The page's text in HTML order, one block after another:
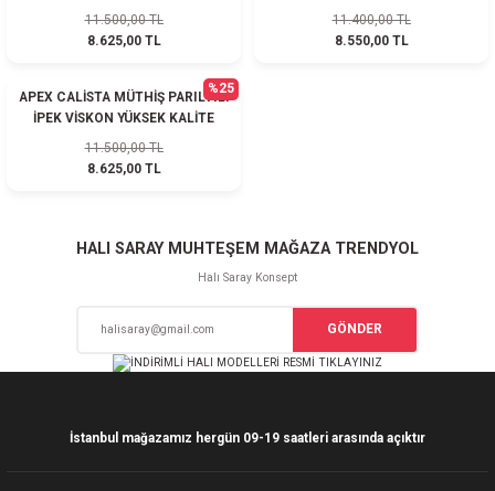
Halı Salonlar Patlar
11.500,00 TL
8.625,00 TL
DOKUMA HALI SALONLAR
PATLAR
11.400,00 TL
8.550,00 TL
%25
APEX CALİSTA MÜTHİŞ PARILTILI
İPEK VİSKON YÜKSEK KALİTE
DOKUMA HALI SALONLAR
PATLAR
11.500,00 TL
8.625,00 TL
HALI SARAY MUHTEŞEM MAĞAZA TRENDYOL
Halı Saray Konsept
GÖNDER
İstanbul mağazamız hergün 09-19 saatleri arasında açıktır